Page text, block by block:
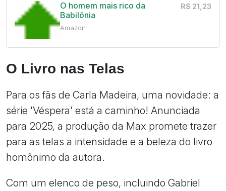
O homem mais rico da
Babilônia
Amazon
R$ 21,23
O Livro nas Telas
Para os fãs de Carla Madeira, uma novidade: a
série 'Véspera' está a caminho! Anunciada
para 2025, a produção da Max promete trazer
para as telas a intensidade e a beleza do livro
homônimo da autora.
Com um elenco de peso, incluindo Gabriel